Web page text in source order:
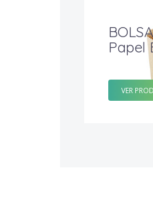
Papel
VER